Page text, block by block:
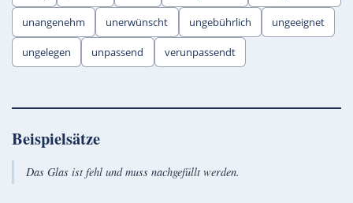
unangenehm unerwünscht ungebührlich ungeeignet
ungelegen unpassend verunpassendt
Beispielsätze
Das Glas ist fehl und muss nachgefüllt werden.